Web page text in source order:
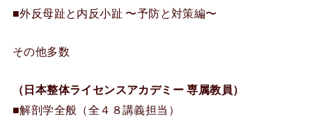
■外反母趾と内反小趾 〜予防と対策編〜
その他多数
（日本整体ライセンスアカデミー 専属教員）
■解剖学全般（全４８講義担当）